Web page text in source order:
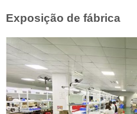
Exposição de fábrica